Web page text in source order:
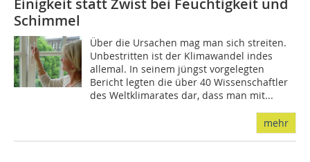
Einigkeit statt Zwist bei Feuchtigkeit und
Schimmel
Über die Ursachen mag man sich streiten.
Unbestritten ist der Klimawandel indes
allemal. In seinem jüngst vorgelegten
Bericht legten die über 40 Wissenschaftler
des Weltklimarates dar, dass man mit...
mehr